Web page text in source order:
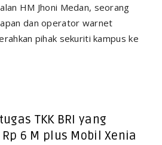
HM Jhoni Medan, seorang
dan operator warnet
pihak sekuriti kampus ke
TKK BRI yang
6 M plus Mobil Xenia